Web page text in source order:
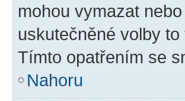
mohou vymazat
uskutečněné volby
Tímto opatřením se
Nahoru